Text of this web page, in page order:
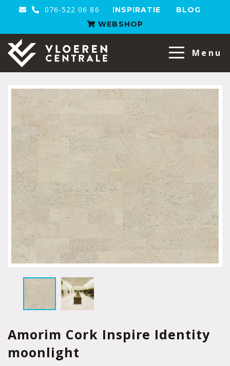
076-522 06 86 INSPIRATIE
BLOG
WEBSHOP
VloerenCentrale
Menu
Amorim Cork Inspire Identity
moonlight